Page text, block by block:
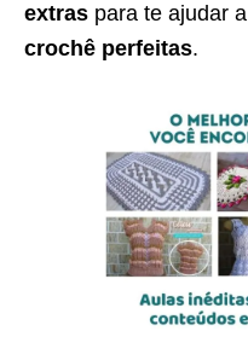
extras para te ajudar a
crochê perfeitas.